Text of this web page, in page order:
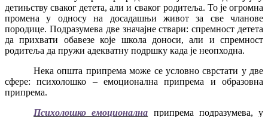
детињству сваког детета, али и сваког родитеља. То је огромна
промена у односу на досадашњи живот за све чланове
породице. Подразумева две значајне ствари: спремност детета
да прихвати обавезе које школа доноси, али и спремност
родитеља да пружи адекватну подршку када је неопходна.
Нека општа припрема може се условно сврстати у две
сфере: психолошко – емоционална припрема и образовна
припрема.
Психолошко емоционална припрема подразумева, у